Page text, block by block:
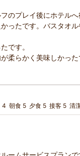
からの返信
ラシオン那須にご宿泊
ただき重ねて御礼申し
の更衣室にバスタオル
に大変ご好評いただい
レツをお気に召してい
しては、お客様からの
お待ち申し上げており
のプレイ後にホテルへ
ったです。バスタオ
です。
柔らかく美味しかった
う少しお料理の内容が
を過ごすことができて
泊 (夫婦旅行)
≫【黒毛和牛ステーキのメ
＝
ダブル 朝・夕
からの返信
4 朝食 5 夕食 5 接客 5 清